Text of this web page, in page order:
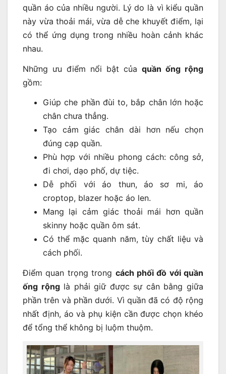
quần áo của nhiều người. Lý do là vì kiểu quần
này vừa thoải mái, vừa dễ che khuyết điểm, lại
có thể ứng dụng trong nhiều hoàn cảnh khác
nhau.
Những ưu điểm nổi bật của quần ống rộng
gồm:
Giúp che phần đùi to, bắp chân lớn hoặc
chân chưa thẳng.
Tạo cảm giác chân dài hơn nếu chọn
đúng cạp quần.
Phù hợp với nhiều phong cách: công sở,
đi chơi, dạo phố, dự tiệc.
Dễ phối với áo thun, áo sơ mi, áo
croptop, blazer hoặc áo len.
Mang lại cảm giác thoải mái hơn quần
skinny hoặc quần ôm sát.
Có thể mặc quanh năm, tùy chất liệu và
cách phối.
Điểm quan trọng trong cách phối đồ với quần
ống rộnglà phải giữ được sự cân bằng giữa
phần trên và phần dưới. Vì quần đã có độ rộng
nhất định, áo và phụ kiện cần được chọn khéo
để tổng thể không bị luộm thuộm.